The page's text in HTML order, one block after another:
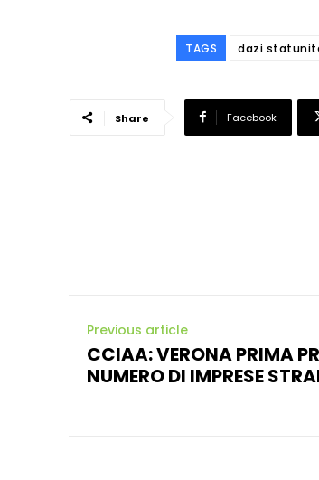
TAGS dazi
Share Facebook
Previous article
CCIAA: VERONA PRIMA
NUMERO DI IMPRESE